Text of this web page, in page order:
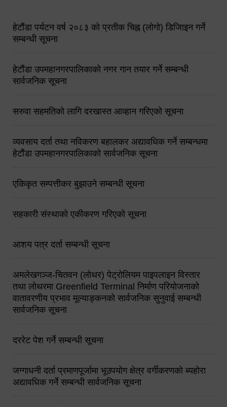
हेटौंडा पर्यटन वर्ष २०८३ को प्रतीक चिह्न (लोगो) डिजिाइन गर्ने
सम्बन्धी सूचना
हेटौंडा उपमहानगरपालिकाको नगर गान तयार गर्ने सम्बन्धी
सार्वजनिक सूचना
सरुवा सहमतिको लागि दरखास्त आव्हान गरिएको सूचना
व्यवसाय दर्ता तथा नविकरण बहालकर अद्यावधिक गर्ने सम्बन्धमा
हेटौंडा उपमहानगरपालिकाको सार्वजनिक सूचना
एकिकृत सम्पत्तीकर बुझाउने सम्बन्धी सूचना
सहकारी संस्थाको एकीकरण गरिएको सूचना
आशय पत्र दर्ता सम्बन्धी सूचना
अमलेखगञ्ज-चितवन (लोथर) पेट्रोलियम पाइपलाइन विस्तार
तथा लोथरमा Greenfield Terminal निर्माण परियोजनाको
वातावरणीय प्रभाव मूल्याङ्कनको सार्वजनिक सुनुवाई सम्बन्धी
सार्वजनिक सूचना
दररेट पेश गर्ने सम्बन्धी सूचना
जग्गाधनी दर्ता प्रमाणपूर्जामा भूउपयोग क्षेत्र वर्गीकरणको ब्यहोरा
अद्यावधिक गर्ने सम्बन्धी सार्वजनिक सूचना